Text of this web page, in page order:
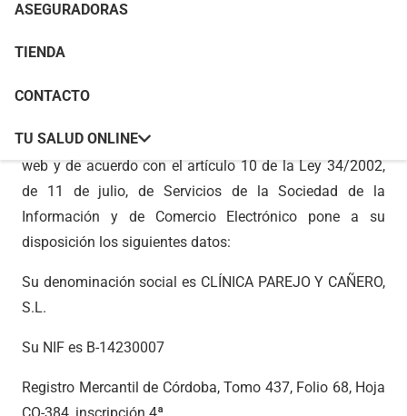
ASEGURADORAS
TIENDA
CONTACTO
TU SALUD ONLINE
DATOS
GENERALES
CLÍNICA PAREJO Y CAÑERO, S.L., como titular del sitio
web y de acuerdo con el artículo 10 de la Ley 34/2002,
de 11 de julio, de Servicios de la Sociedad de la
Información y de Comercio Electrónico pone a su
disposición los siguientes datos:
Su denominación social es CLÍNICA PAREJO Y CAÑERO,
S.L.
Su NIF es B-14230007
Registro Mercantil de Córdoba, Tomo 437, Folio 68, Hoja